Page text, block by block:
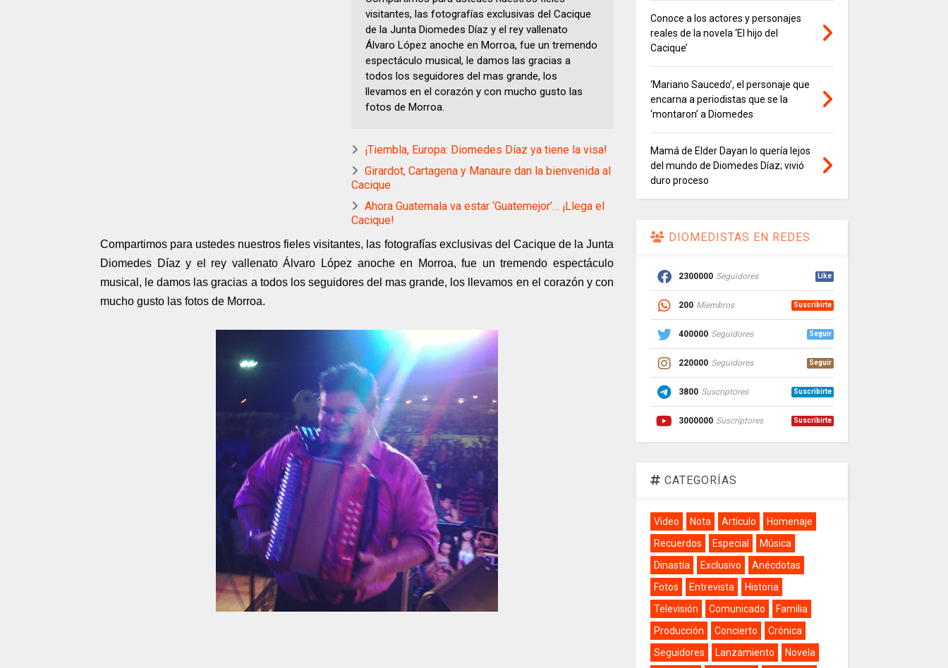
visitantes, las fotografías exclusivas del Cacique
de la Junta Diomedes Díaz y el rey vallenato
Álvaro López anoche en Morroa, fue un tremendo
espectáculo musical, le damos las gracias a
todos los seguidores del mas grande, los
llevamos en el corazón y con mucho gusto las
fotos de Morroa.
¡Tiembla, Europa: Diomedes Díaz ya tiene la visa!
Girardot, Cartagena y Manaure dan la bienvenida al
Cacique
Ahora Guatemala va estar ‘Guatemejor’… ¡Llega el
Cacique!
Compartimos para ustedes nuestros fieles visitantes, las fotografías exclusivas del Cacique de la Junta
Diomedes Díaz y el rey vallenato Álvaro López anoche en Morroa, fue un tremendo espectáculo
musical, le damos las gracias a todos los seguidores del mas grande, los llevamos en el corazón y con
mucho gusto las fotos de Morroa.
Conoce a los actores y personajes
reales de la novela ‘El hijo del
Cacique’
‘Mariano Saucedo’, el personaje que
encarna a periodistas que se la
‘montaron’ a Diomedes
Mamá de Elder Dayan lo quería lejos
del mundo de Diomedes Díaz; vivió
duro proceso
DIOMEDISTAS EN REDES
2300000 Seguidores Like
200 Miembros Suscribirte
400000 Seguidores Seguir
220000 Seguidores Seguir
3800 Suscriptores Suscribirte
3000000 Suscriptores Suscribirte
CATEGORÍAS
Video Nota Artículo
Homenaje
Recuerdos
Especial
Música
Dinastía
Exclusivo
Anécdotas
Fotos
Entrevista
Historia
Televisión
Comunicado
Familia
Producción
Concierto
Crónica
Seguidores
Lanzamiento
Novela